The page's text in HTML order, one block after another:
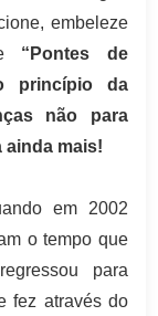
embeleze
“Pontes de
princípio da
não para
ainda mais!
em 2002
o tempo que
para
fez através do